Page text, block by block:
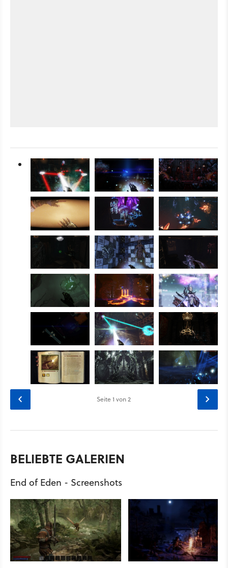
Seite1 von 2
BELIEBTE GALERIEN
End of Eden - Screenshots